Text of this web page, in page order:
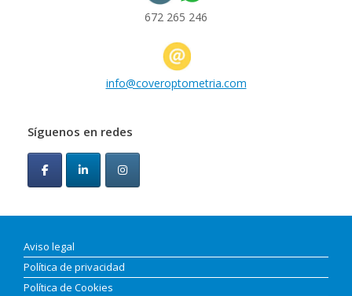
672 265 246
info@coveroptometria.com
Síguenos en redes
Aviso legal
Política de privacidad
Política de Cookies